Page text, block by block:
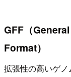
GFF（
Format）
拡張性の高いゲ